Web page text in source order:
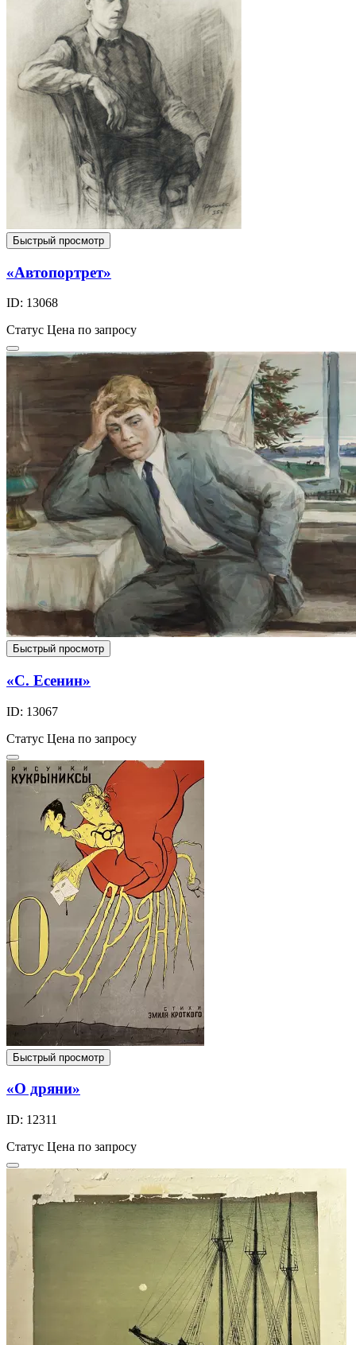
Быстрый просмотр
«Автопортрет»
ID: 13068
Статус Цена по запросу
Быстрый просмотр
«С. Есенин»
ID: 13067
Статус Цена по запросу
Быстрый просмотр
«О дряни»
ID: 12311
Статус Цена по запросу